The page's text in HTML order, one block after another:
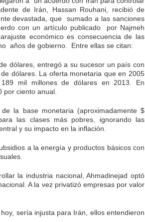
de Irán, Hassan Rouhani, recibió de
devastada, que sumado a las sanciones
con un artículo publicado por Najmeh
económico es consecuencia de las
años de gobierno. Entre ellas se citan:
dólares, entregó a su sucesor un país con
dólares. La oferta monetaria que en 2005
mil millones de dólares en 2013. En
ciento anual.
la base monetaria (aproximadamente $
las clases más pobres, ignorando las
y su impacto en la inflación.
a la energía y productos básicos con
la industria nacional, Ahmadinejad optó
A la vez privatizó empresas por valor
sería injusta para Irán, ellos entendieron